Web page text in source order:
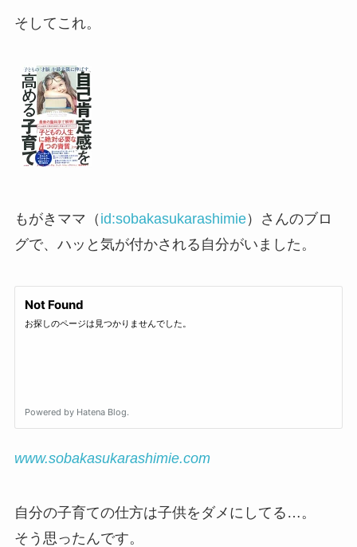
そしてこれ。
もがきママ（ id:sobakasukarashimie）さんのブロ
グで、ハッと気が付かされる自分がいました。
www.sobakasukarashimie.com
自分の子育ての仕方は子供をダメにしてる…。
そう思ったんです。